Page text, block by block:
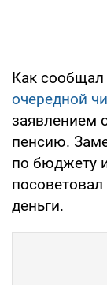
Как сообщал
очередной
заявлением
пенсию.
по бюджету
деньги.